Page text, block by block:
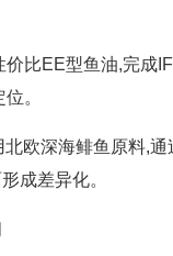
价比EE型鱼油,完成
位。
北欧深海鲱鱼原料,
成差异化。